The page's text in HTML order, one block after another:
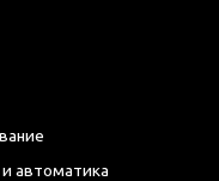
автоматика